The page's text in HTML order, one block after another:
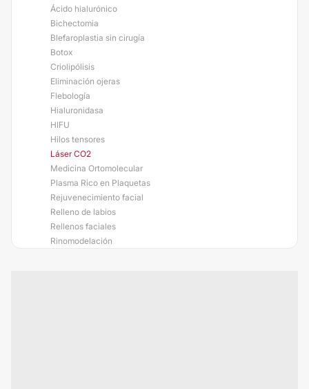
Ácido hialurónico
Bichectomia
Blefaroplastia sin cirugía
Botox
Criolipólisis
Eliminación ojeras
Flebología
Hialuronidasa
HIFU
Hilos tensores
Láser CO2
Medicina Ortomolecular
Plasma Rico en Plaquetas
Rejuvenecimiento facial
Relleno de labios
Rellenos faciales
Rinomodelación